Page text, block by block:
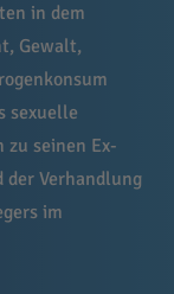
in dem
Gewalt,
sexuelle
zu seinen Ex-
der Verhandlung
im